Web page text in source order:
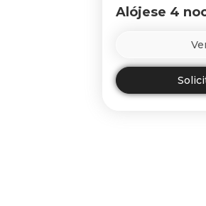
Alójese 4